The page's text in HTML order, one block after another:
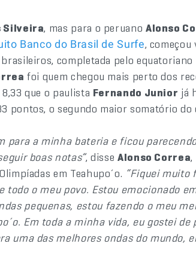
Silveira, mas para o peruano Alonso
Banco do Brasil de Surfe, começou
completada pelo equatoriano
foi quem chegou mais perto dos
que o paulista Fernando Junior já
pontos, o segundo maior somatório do
para a minha bateria e ficou
boas notas”, disse Alonso Correa,
em Teahupo´o. “Fiquei muito
todo o meu povo. Estou emocionado
pequenas, estou fazendo o meu
Em toda a minha vida, eu gostei de
uma das melhores ondas do mundo,